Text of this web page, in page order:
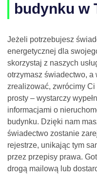
budynku w
Jeżeli potrzebujesz
energetycznej dla
skorzystaj z naszych
otrzymasz świadectwo, a
zrealizować, zwrócimy
prosty – wystarczy
informacjami o
budynku. Dzięki nam
świadectwo zostanie
rejestrze, unikając tym
przez przepisy prawa.
drogą mailową lub